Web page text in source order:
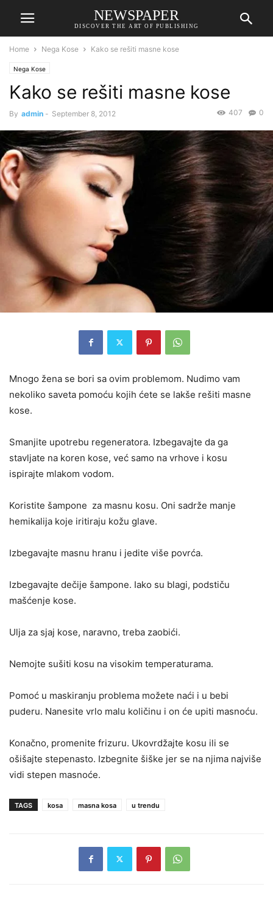
NEWSPAPER
DISCOVER THE ART OF PUBLISHING
Home Nega Kose Kako se rešiti masne kose
Nega Kose
Kako se rešiti masne kose
By admin - September 8, 2012 0
407
Mnogo žena se bori sa ovim problemom. Nudimo vam
nekoliko saveta pomoću kojih ćete se lakše rešiti masne
kose.
Smanjite upotrebu regeneratora. Izbegavajte da ga
stavljate na koren kose, već samo na vrhove i kosu
ispirajte mlakom vodom.
Koristite šampone za masnu kosu. Oni sadrže manje
hemikalija koje iritiraju kožu glave.
Izbegavajte masnu hranu i jedite više povrća.
Izbegavajte dečije šampone. Iako su blagi, podstiču
mašćenje kose.
Ulja za sjaj kose, naravno, treba zaobići.
Nemojte sušiti kosu na visokim temperaturama.
Pomoć u maskiranju problema možete naći i u bebi
puderu. Nanesite vrlo malu količinu i on će upiti masnoću.
Konačno, promenite frizuru. Ukovrdžajte kosu ili se
ošišajte stepenasto. Izbegnite šiške jer se na njima najviše
vidi stepen masnoće.
TAGS kosa masna kosa u trendu